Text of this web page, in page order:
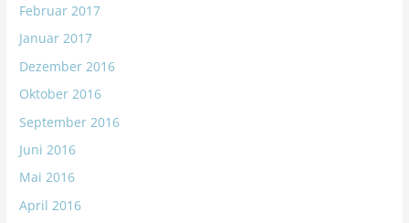
Februar 2017
Januar 2017
Dezember 2016
Oktober 2016
September 2016
Juni 2016
Mai 2016
April 2016